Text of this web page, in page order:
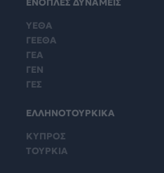
ΕΝΟΠΛΕΣ ΔΥΝΑΜΕΙΣ
ΥΕΘΑ
ΓΕΕΘΑ
ΓΕΑ
ΓΕΝ
ΓΕΣ
ΕΛΛΗΝΟΤΟΥΡΚΙΚΑ
ΚΥΠΡΟΣ
ΤΟΥΡΚΙΑ